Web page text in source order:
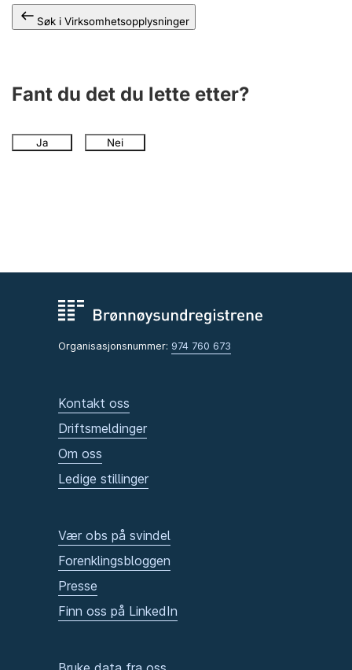
Søk i Virksomhetsopplysninger
Fant du det du lette etter?
Ja Nei
Organisasjonsnummer: 974 760 673
Kontakt oss
Driftsmeldinger
Om oss
Ledige stillinger
Vær obs på svindel
Forenklingsbloggen
Presse
Finn oss på LinkedIn